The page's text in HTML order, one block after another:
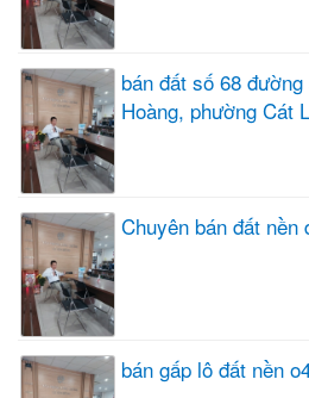
bán đất số 68
Hoàng, phường Cát
Chuyên bán đất nền
bán gấp lô đất nền